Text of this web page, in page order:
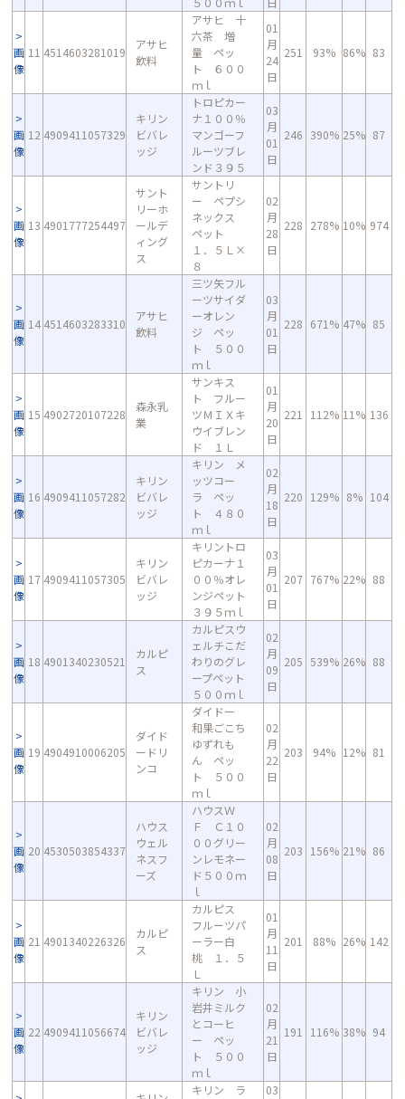
画
像
11 4514603281019
アサヒ
飲料
アサヒ 十
六茶 増
量 ペッ
ト ６００
ｍｌ
01
月
24
日
251 93% 86% 83
画
像
12 4909411057329
キリン
ビバレ
ッジ
トロピカー
ナ１００％
マンゴーフ
ルーツブレ
ンド３９５
03
月
01
日
246 390% 25% 87
画
像
13 4901777254497
サント
リーホ
ールデ
ィング
ス
サントリ
ー ペプシ
ネックス
ペット
１．５Ｌ×
８
02
月
28
日
228 278% 10% 974
画
像
14 4514603283310
アサヒ
飲料
三ツ矢フル
ーツサイダ
ーオレン
ジ ペッ
ト ５００
ｍｌ
03
月
01
日
228 671% 47% 85
画
像
15 4902720107228
森永乳
業
サンキス
ト フルー
ツＭＩＸキ
ウイブレン
ド １Ｌ
01
月
20
日
221 112% 11% 136
画
像
16 4909411057282
キリン
ビバレ
ッジ
キリン メ
ッツコー
ラ ペッ
ト ４８０
ｍｌ
02
月
18
日
220 129% 8% 104
画
像
17 4909411057305
キリン
ビバレ
ッジ
キリントロ
ピカーナ１
００％オレ
ンジペット
３９５ｍｌ
03
月
01
日
207 767% 22% 88
画
像
18 4901340230521
カルピ
ス
カルピスウ
ェルチこだ
わりのグレ
ープペット
５００ｍｌ
02
月
09
日
205 539% 26% 88
画
像
19 4904910006205
ダイド
ードリ
ンコ
ダイドー
和果ごこち
ゆずれも
ん ペッ
ト ５００
ｍｌ
02
月
22
日
203 94% 12% 81
画
像
20 4530503854337
ハウス
ウェル
ネスフ
ーズ
ハウスＷ
Ｆ Ｃ１０
００グリー
ンレモネー
ド５００ｍ
ｌ
02
月
08
日
203 156% 21% 86
画
像
21 4901340226326
カルピ
ス
カルピス
フルーツパ
ーラー白
桃 １．５
Ｌ
01
月
11
日
201 88% 26% 142
画
像
22 4909411056674
キリン
ビバレ
ッジ
キリン 小
岩井ミルク
とコーヒ
ー ペッ
ト ５００
ｍｌ
02
月
21
日
191 116% 38% 94
キリン ラ
03